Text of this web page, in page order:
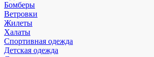
Бомберы
Ветровки
Жилеты
Халаты
Спортивная одежда
Детская одежда